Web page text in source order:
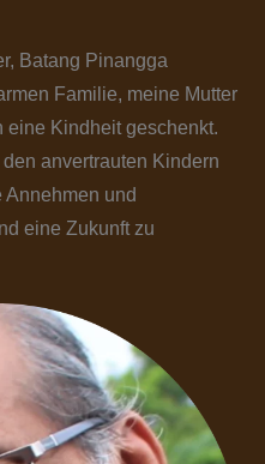
Batang Pinangga
Familie, meine Mutter
eine Kindheit geschenkt.
anvertrauten Kindern
und
eine Zukunft zu